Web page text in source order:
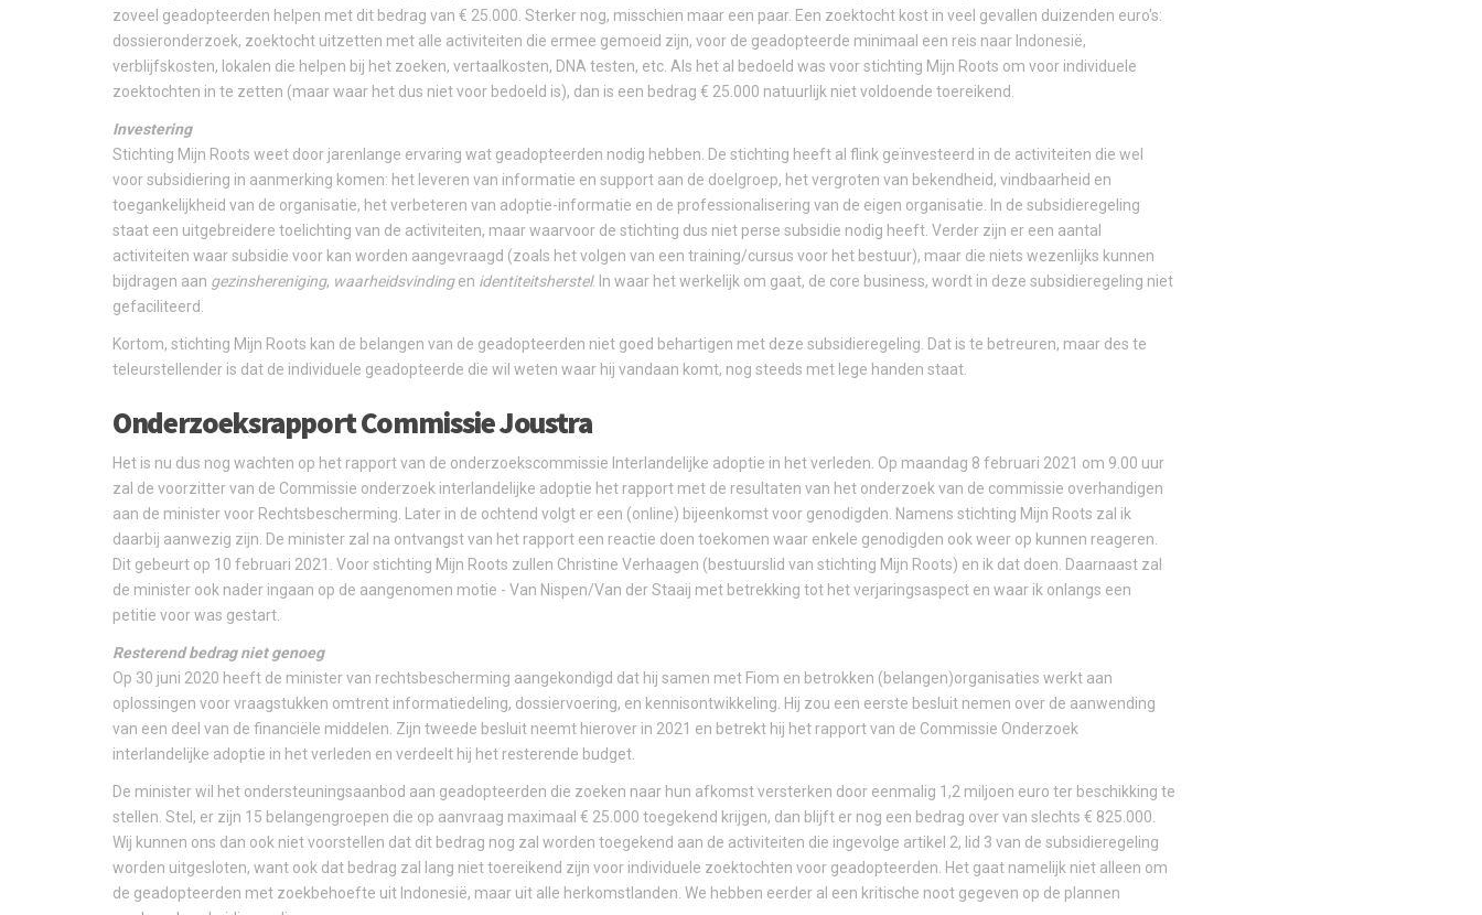
zoveel geadopteerden helpen met dit bedrag van € 25.000. Sterker nog, misschien maar een paar. Een zoektocht kost in veel gevallen duizenden euro's:
dossieronderzoek, zoektocht uitzetten met alle activiteiten die ermee gemoeid zijn, voor de geadopteerde minimaal een reis naar Indonesië,
verblijfskosten, lokalen die helpen bij het zoeken, vertaalkosten, DNA testen, etc. Als het al bedoeld was voor stichting Mijn Roots om voor individuele
zoektochten in te zetten (maar waar het dus niet voor bedoeld is), dan is een bedrag € 25.000 natuurlijk niet voldoende toereikend.
Investering
Stichting Mijn Roots weet door jarenlange ervaring wat geadopteerden nodig hebben. De stichting heeft al flink geïnvesteerd in de activiteiten die wel
voor subsidiering in aanmerking komen: het leveren van informatie en support aan de doelgroep, het vergroten van bekendheid, vindbaarheid en
toegankelijkheid van de organisatie, het verbeteren van adoptie-informatie en de professionalisering van de eigen organisatie. In de subsidieregeling
staat een uitgebreidere toelichting van de activiteiten, maar waarvoor de stichting dus niet perse subsidie nodig heeft. Verder zijn er een aantal
activiteiten waar subsidie voor kan worden aangevraagd (zoals het volgen van een training/cursus voor het bestuur), maar die niets wezenlijks kunnen
bijdragen aan gezinshereniging, waarheidsvindingen identiteitsherstel. In waar het werkelijk om gaat, de core business, wordt in deze subsidieregeling niet
gefaciliteerd.
Kortom, stichting Mijn Roots kan de belangen van de geadopteerden niet goed behartigen met deze subsidieregeling. Dat is te betreuren, maar des te
teleurstellender is dat de individuele geadopteerde die wil weten waar hij vandaan komt, nog steeds met lege handen staat.
Onderzoeksrapport Commissie Joustra
Het is nu dus nog wachten op het rapport van de onderzoekscommissie Interlandelijke adoptie in het verleden. Op maandag 8 februari 2021 om 9.00 uur
zal de voorzitter van de Commissie onderzoek interlandelijke adoptie het rapport met de resultaten van het onderzoek van de commissie overhandigen
aan de minister voor Rechtsbescherming. Later in de ochtend volgt er een (online) bijeenkomst voor genodigden. Namens stichting Mijn Roots zal ik
daarbij aanwezig zijn. De minister zal na ontvangst van het rapport een reactie doen toekomen waar enkele genodigden ook weer op kunnen reageren.
Dit gebeurt op 10 februari 2021. Voor stichting Mijn Roots zullen Christine Verhaagen (bestuurslid van stichting Mijn Roots) en ik dat doen. Daarnaast zal
de minister ook nader ingaan op de aangenomen motie - Van Nispen/Van der Staaij met betrekking tot het verjaringsaspect en waar ik onlangs een
petitie voor was gestart.
Resterend bedrag niet genoeg
Op 30 juni 2020 heeft de minister van rechtsbescherming aangekondigd dat hij samen met Fiom en betrokken (belangen)organisaties werkt aan
oplossingen voor vraagstukken omtrent informatiedeling, dossiervoering, en kennisontwikkeling. Hij zou een eerste besluit nemen over de aanwending
van een deel van de financiële middelen. Zijn tweede besluit neemt hierover in 2021 en betrekt hij het rapport van de Commissie Onderzoek
interlandelijke adoptie in het verleden en verdeelt hij het resterende budget.
De minister wil het ondersteuningsaanbod aan geadopteerden die zoeken naar hun afkomst versterken door eenmalig 1,2 miljoen euro ter beschikking te
stellen. Stel, er zijn 15 belangengroepen die op aanvraag maximaal € 25.000 toegekend krijgen, dan blijft er nog een bedrag over van slechts € 825.000.
Wij kunnen ons dan ook niet voorstellen dat dit bedrag nog zal worden toegekend aan de activiteiten die ingevolge artikel 2, lid 3 van de subsidieregeling
worden uitgesloten, want ook dat bedrag zal lang niet toereikend zijn voor individuele zoektochten voor geadopteerden. Het gaat namelijk niet alleen om
de geadopteerden met zoekbehoefte uit Indonesië, maar uit alle herkomstlanden. We hebben eerder al een kritische noot gegeven op de plannen